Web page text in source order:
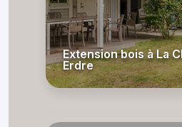
Extension bois à La
Erdre